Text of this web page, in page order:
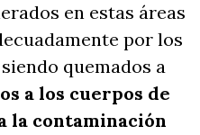
en estas áreas
por los
quemados a
a los cuerpos de
la contaminación